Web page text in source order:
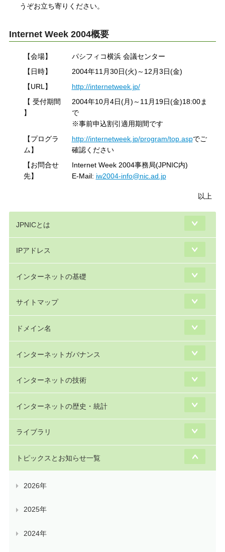
うぞお立ち寄りください。
Internet Week 2004概要
【会場】
パシフィコ横浜 会議センター
【日時】
2004年11月30日(火)～12月3日(金)
【URL】
http://internetweek.jp/
【 受付期間
】
2004年10月4日(月)～11月19日(金)18:00ま
で
※事前申込割引適用期間です
【プログラ
ム】
http://internetweek.jp/program/top.aspでご
確認ください
【お問合せ
先】
Internet Week 2004事務局(JPNIC内)
E-Mail: iw2004-info@nic.ad.jp
以上
JPNICとは
IPアドレス
インターネットの基礎
サイトマップ
ドメイン名
インターネットガバナンス
インターネットの技術
インターネットの歴史・統計
ライブラリ
トピックスとお知らせ一覧
2026年
2025年
2024年